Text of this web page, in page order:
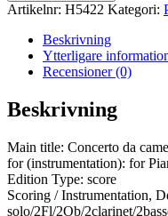
Artikelnr: H5422 Kategori:
Beskrivning
Ytterligare
Recensioner (0)
Beskrivning
Main title: Concerto da
for (instrumentation): for
Edition Type: score
Scoring / Instrumentation,
solo/2Fl/2Ob/2clarinet/